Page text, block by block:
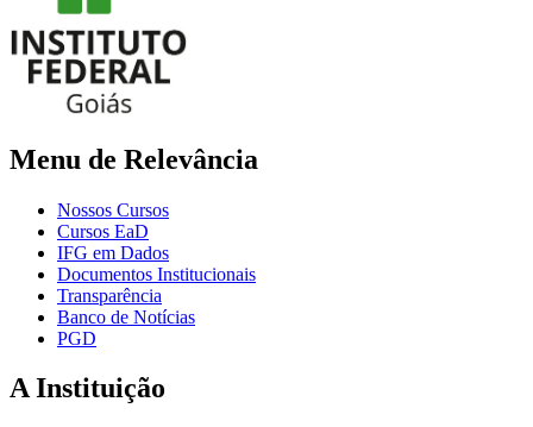
Menu de Relevância
Nossos Cursos
Cursos EaD
IFG em Dados
Documentos Institucionais
Transparência
Banco de Notícias
PGD
A Instituição